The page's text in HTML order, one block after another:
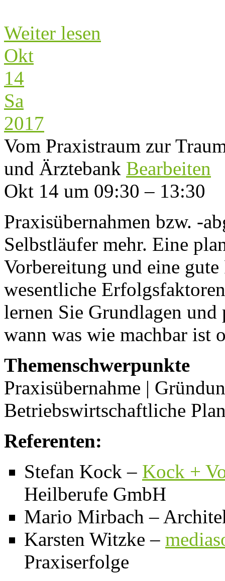
Weiter lesen
Okt
14
Sa
2017
Vom Praxistraum zur
und Ärztebank Bearbeiten
Okt 14 um 09:30 – 13:30
Praxisübernahmen bzw. -
Selbstläufer mehr. Eine
Vorbereitung und eine gute
wesentliche
lernen Sie Grundlagen
wann was wie machbar ist
Themenschwerpunkte
Praxisübernahme |
Betriebswirtschaftliche
Referenten:
Stefan Kock – Kock +
Heilberufe GmbH
Mario Mirbach –
Karsten Witzke –
Praxiserfolge